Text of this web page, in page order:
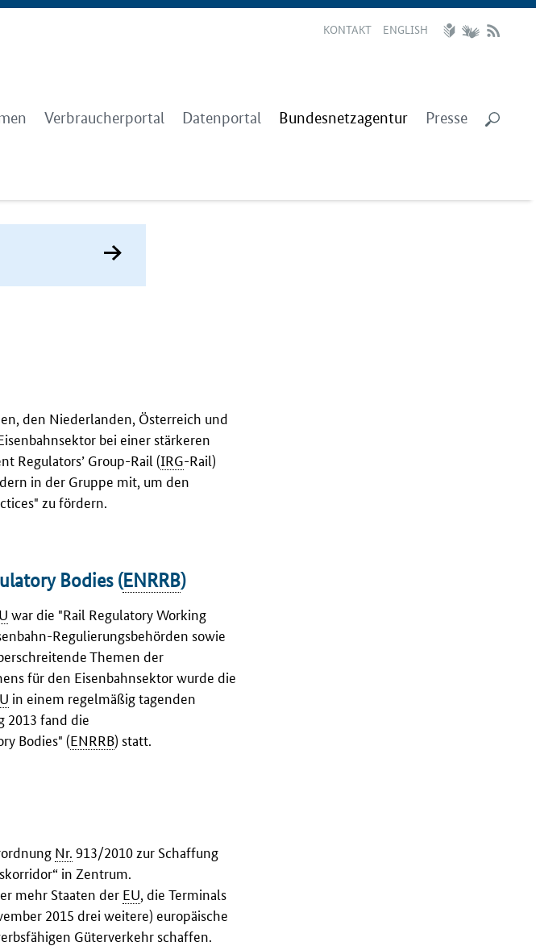
KONTAKT ENGLISH
Verbraucherportal Datenportal Bundesnetzagentur Presse
den Niederlanden, Österreich und
bei einer stärkeren
Regulators’ Group-Rail (IRG-Rail)
in der Gruppe mit, um den
" zu fördern.
Bodies (ENRRB)
war die "Rail Regulatory Working
Regulierungsbehörden sowie
Themen der
für den Eisenbahnsektor wurde die
in einem regelmäßig tagenden
2013 fand die
Bodies" (ENRRB) statt.
Nr. 913/2010 zur Schaffung
in Zentrum.
mehr Staaten der EU, die Terminals
2015 drei weitere) europäische
Güterverkehr schaffen.